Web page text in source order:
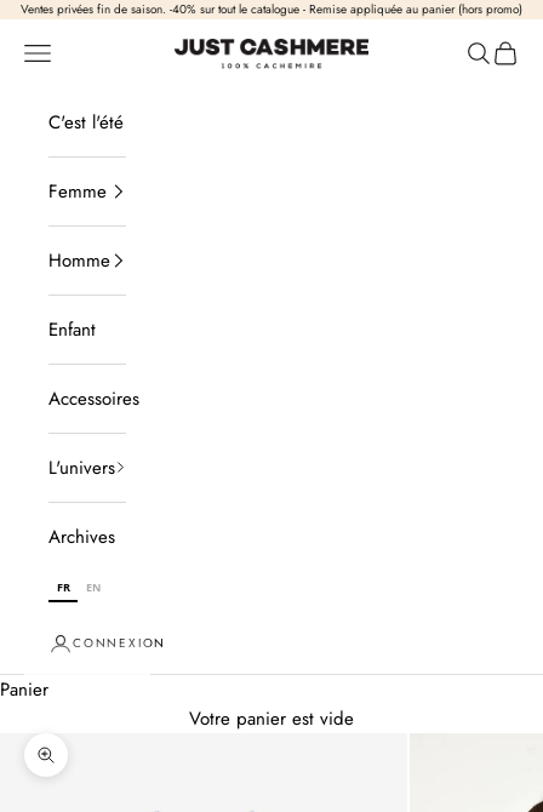
Passer au contenu
Ventes privées fin de saison. -40% sur tout le catalogue - Remise appliquée au panier (hors promo)
Just Cashmere
Ouvrir la navigation Ouvrir la
Voir
C'est l'été
Femme
Homme
Enfant
Accessoires
L'univers
Archives
FR EN
CONNEXION
Panier
Votre panier est vide
Zoomer sur l'image